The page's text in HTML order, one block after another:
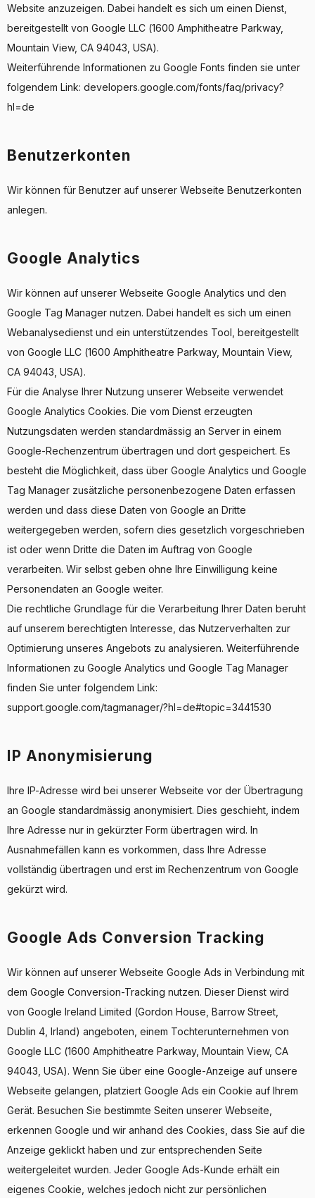
Website anzuzeigen. Dabei handelt es sich um einen Dienst,
bereitgestellt von Google LLC (1600 Amphitheatre Parkway,
Mountain View, CA 94043, USA).
Weiterführende Informationen zu Google Fonts finden sie unter
folgendem Link: developers.google.com/fonts/faq/privacy?
hl=de
Benutzerkonten
Wir können für Benutzer auf unserer Webseite Benutzerkonten
anlegen.
Google Analytics
Wir können auf unserer Webseite Google Analytics und den
Google Tag Manager nutzen. Dabei handelt es sich um einen
Webanalysedienst und ein unterstützendes Tool, bereitgestellt
von Google LLC (1600 Amphitheatre Parkway, Mountain View,
CA 94043, USA).
Für die Analyse Ihrer Nutzung unserer Webseite verwendet
Google Analytics Cookies. Die vom Dienst erzeugten
Nutzungsdaten werden standardmässig an Server in einem
Google-Rechenzentrum übertragen und dort gespeichert. Es
besteht die Möglichkeit, dass über Google Analytics und Google
Tag Manager zusätzliche personenbezogene Daten erfassen
werden und dass diese Daten von Google an Dritte
weitergegeben werden, sofern dies gesetzlich vorgeschrieben
ist oder wenn Dritte die Daten im Auftrag von Google
verarbeiten. Wir selbst geben ohne Ihre Einwilligung keine
Personendaten an Google weiter.
Die rechtliche Grundlage für die Verarbeitung Ihrer Daten beruht
auf unserem berechtigten Interesse, das Nutzerverhalten zur
Optimierung unseres Angebots zu analysieren. Weiterführende
Informationen zu Google Analytics und Google Tag Manager
finden Sie unter folgendem Link:
support.google.com/tagmanager/?hl=de#topic=3441530
IP Anonymisierung
Ihre IP-Adresse wird bei unserer Webseite vor der Übertragung
an Google standardmässig anonymisiert. Dies geschieht, indem
Ihre Adresse nur in gekürzter Form übertragen wird. In
Ausnahmefällen kann es vorkommen, dass Ihre Adresse
vollständig übertragen und erst im Rechenzentrum von Google
gekürzt wird.
Google Ads Conversion Tracking
Wir können auf unserer Webseite Google Ads in Verbindung mit
dem Google Conversion-Tracking nutzen. Dieser Dienst wird
von Google Ireland Limited (Gordon House, Barrow Street,
Dublin 4, Irland) angeboten, einem Tochterunternehmen von
Google LLC (1600 Amphitheatre Parkway, Mountain View, CA
94043, USA). Wenn Sie über eine Google-Anzeige auf unsere
Webseite gelangen, platziert Google Ads ein Cookie auf Ihrem
Gerät. Besuchen Sie bestimmte Seiten unserer Webseite,
erkennen Google und wir anhand des Cookies, dass Sie auf die
Anzeige geklickt haben und zur entsprechenden Seite
weitergeleitet wurden. Jeder Google Ads-Kunde erhält ein
eigenes Cookie, welches jedoch nicht zur persönlichen